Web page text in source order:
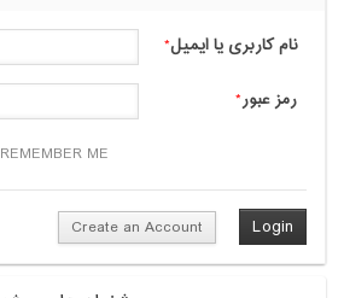
نام کاربری یا ایمیل*
رمز عبور*
REMEMBER ME
Create an Account